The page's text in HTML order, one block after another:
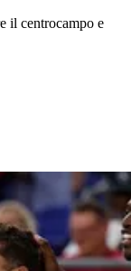
il centrocampo e